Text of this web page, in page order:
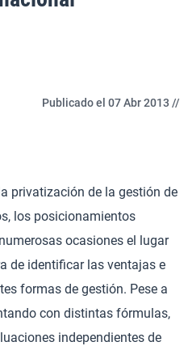
Publicado el 07 Abr 2013 //
privatización de la gestión de
los posicionamientos
ocasiones el lugar
de identificar las ventajas e
formas de gestión. Pese a
con distintas fórmulas,
independientes de